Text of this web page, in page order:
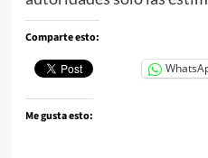
Comparte esto:
Me gusta esto: